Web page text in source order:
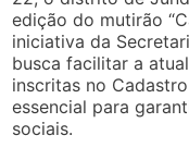
edição do mutirão
iniciativa da
busca facilitar a
inscritas no
essencial para
sociais.